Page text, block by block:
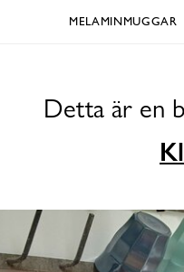
MELAMINMUGGAR
Detta är en